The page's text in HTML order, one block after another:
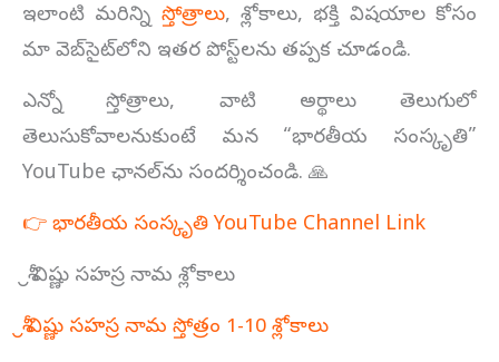
ఇలాంటి మరిన్ని స్తోత్రాలు, శ్లోకాలు, భక్తి విషయాల కోసం
మా వెబ్‌సైట్‌లోని ఇతర పోస్ట్‌లను తప్పక చూడండి.
ఎన్నో స్తోత్రాలు, వాటి అర్థాలు తెలుగులో
తెలుసుకోవాలనుకుంటే మన “భారతీయ సంస్కృతి”
YouTube ఛానల్‌ను సందర్శించండి. 🙏
👉 భారతీయ సంస్కృతి YouTube Channel Link
శ్రీ విష్ణు సహస్ర నామ శ్లోకాలు
శ్రీ విష్ణు సహస్ర నామ స్తోత్రం 1-10 శ్లోకాలు